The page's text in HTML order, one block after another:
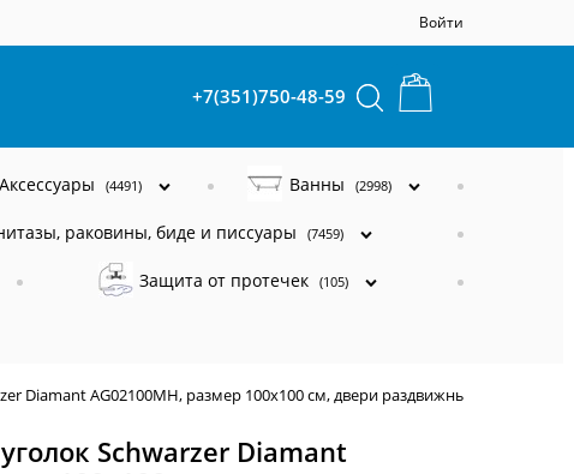
Войти
+7(351)750-48-59
Аксессуары (4491) Ванны (2998)
раковины, биде и писсуары (7459)
Защита от протечек (105)
Diamant AG02100MH, размер 100x100 см, двери раздвижные, стекло 6 мм
Schwarzer Diamant